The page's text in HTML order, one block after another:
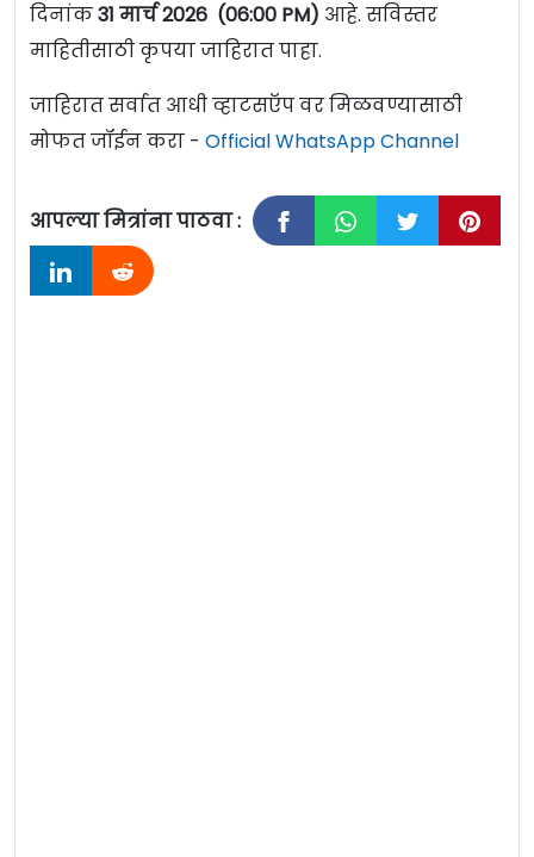
दिनांक31 मार्च 2026 (06:00 PM) आहे. सविस्तर
माहितीसाठी कृपया जाहिरात पाहा.
जाहिरात सर्वात आधी व्हाटसऍप वर मिळवण्यासाठी
मोफत जॉईन करा - Official WhatsApp Channel
आपल्या मित्रांना पाठवा :